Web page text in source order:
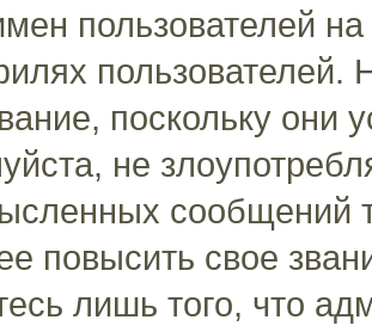
пользователей
поскольку они
не
сообщений
повысить свое
лишь того, что